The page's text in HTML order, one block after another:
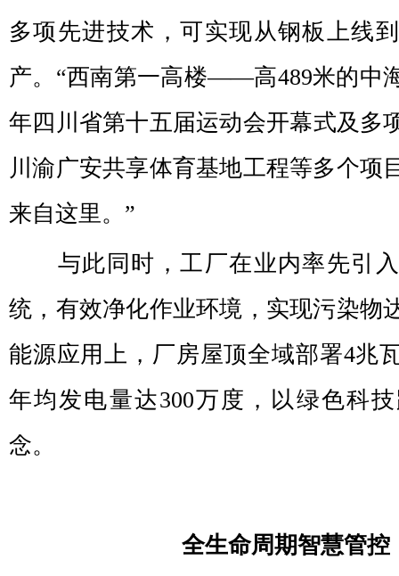
多项先进技术，可实现从钢板上线
产。“西南第一高楼——高489米的中
年四川省第十五届运动会开幕式及
川渝广安共享体育基地工程等多个项
来自这里。”
与此同时，工厂在业内率先引
统，有效净化作业环境，实现污染物
能源应用上，厂房屋顶全域部署4兆
年均发电量达300万度，以绿色科
念。
全生命周期智慧管控